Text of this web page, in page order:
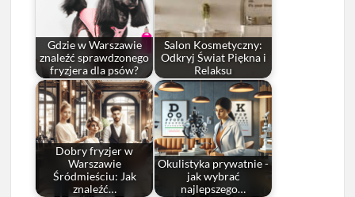
Gdzie w Warszawie
znaleźć sprawdzonego
fryzjera dla psów?
Salon Kosmetyczny:
Odkryj Świat Piękna i
Relaksu
Dobry fryzjer w
Warszawie
Śródmieściu: Jak
znaleźć…
Okulistyka prywatnie -
jak wybrać
najlepszego…